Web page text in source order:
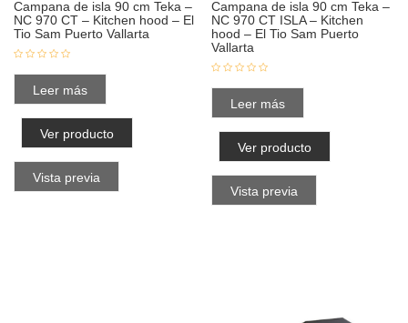
Campana de isla 90 cm Teka –
NC 970 CT – Kitchen hood – El
Tio Sam Puerto Vallarta
Leer más
Ver producto
Vista previa
Campana de isla 90 cm Teka –
NC 970 CT ISLA – Kitchen
hood – El Tio Sam Puerto
Vallarta
Leer más
Ver producto
Vista previa